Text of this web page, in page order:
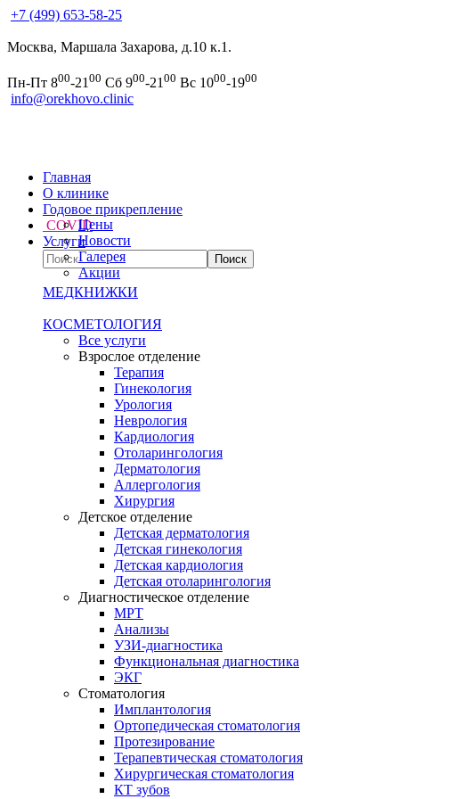
+7 (499) 653-58-25
Москва, Маршала Захарова, д.10 к.1.
Пн-Пт 800-21 00 Сб 900-21 00 Вс 1000-1900
info@orekhovo.clinic
Главная
О клинике
Цены
Новости
Галерея
Акции
Годовое прикрепление
COVID
Услуги
МЕДКНИЖКИ
КОСМЕТОЛОГИЯ
Все услуги
Взрослое отделение
Терапия
Гинекология
Урология
Неврология
Кардиология
Отоларингология
Дерматология
Аллергология
Хирургия
Детское отделение
Детская дерматология
Детская гинекология
Детская кардиология
Детская отоларингология
Диагностическое отделение
МРТ
Анализы
УЗИ-диагностика
Функциональная диагностика
ЭКГ
Стоматология
Имплантология
Ортопедическая стоматология
Протезирование
Терапевтическая стоматология
Хирургическая стоматология
КТ зубов